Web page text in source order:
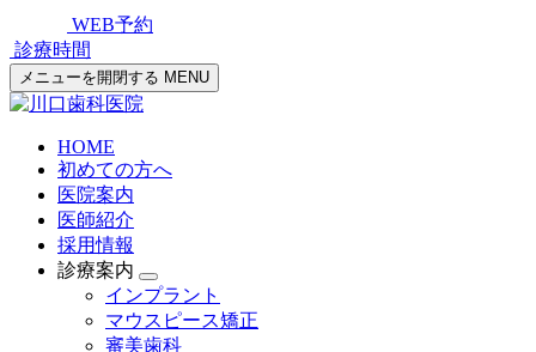
WEB予約
診療時間
メニューを開閉する MENU
HOME
初めての方へ
医院案内
医師紹介
採用情報
診療案内
インプラント
マウスピース矯正
審美歯科